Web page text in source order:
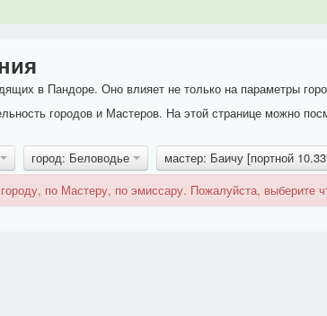
в Пандоре. Оно влияет не только на параметры
городов и Мастеров. На этой странице можно
город: Беловодье
мастер: Баичу [портной
по Мастеру, по эмиссару. Пожалуйста, выберите